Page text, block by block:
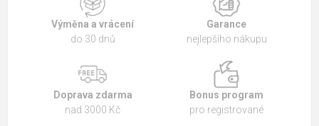
Výměna a vrácení
do 30 dnů
Garance
nejlepšího nákupu
Doprava zdarma
nad 3000 Kč
Bonus program
pro registrované